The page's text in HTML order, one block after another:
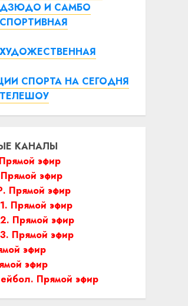
И САМБО
СПОРТА НА СЕГОДНЯ
КАНАЛЫ
эфир
эфир
Прямой эфир
Прямой эфир
Прямой эфир
Прямой эфир
эфир
эфир
Прямой эфир